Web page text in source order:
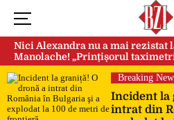
Nici Alexandra nu a mai rezistat
Manolache! „Prințișorul
după doi ani de căsnicie
Breaking
Incident la
intrat din